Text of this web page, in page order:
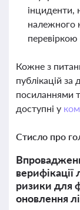
інциденти,
належного
перевіркою
Кожне з
публікацій
посиланнями
доступні у
Стисло про
верифікації
ризики для
оновлення